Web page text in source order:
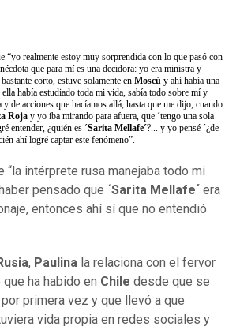
“yo realmente estoy muy sorprendida con lo que pasó con
que para mí es una decidora: yo era ministra y
corto, estuve solamente en Moscú y ahí había una
había estudiado toda mi vida, sabía todo sobre mí y
de acciones que hacíamos allá, hasta que me dijo, cuando
Roja y yo iba mirando para afuera, que ´tengo una sola
entender, ¿quién es ´Sarita Mellafe´?... y yo pensé ´¿de
ahí logré captar este fenómeno”.
“la intérprete rusa manejaba todo mi
pensado que ´Sarita Mellafe´ era
entonces ahí sí que no entendió
, Paulina la relaciona con el fervor
ha habido en Chile desde que se
primera vez y que llevó a que
vida propia en redes sociales y